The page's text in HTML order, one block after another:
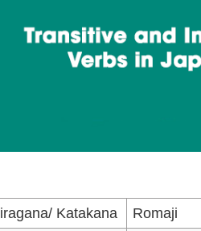
Katakana Romaji